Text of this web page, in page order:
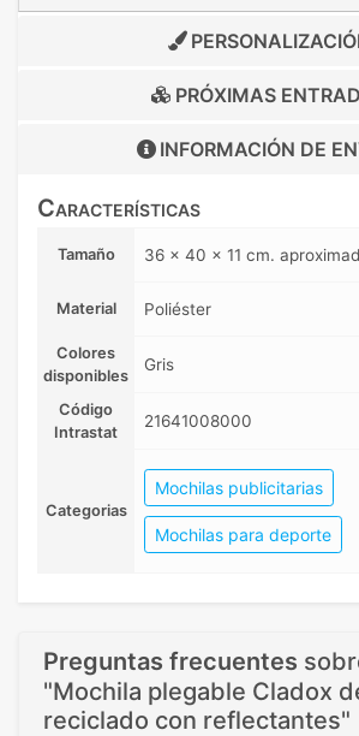
PRÓXIMAS
INFORMACIÓN DE
Características
Tamaño 36 x 40 x 11 cm.
Material Poliéster
Colores
disponibles
Gris
Código
Intrastat
21641008000
Categorias
Mochilas publicitarias
Mochilas para deporte
Preguntas frecuentes
"Mochila plegable Cladox
reciclado con reflectantes"